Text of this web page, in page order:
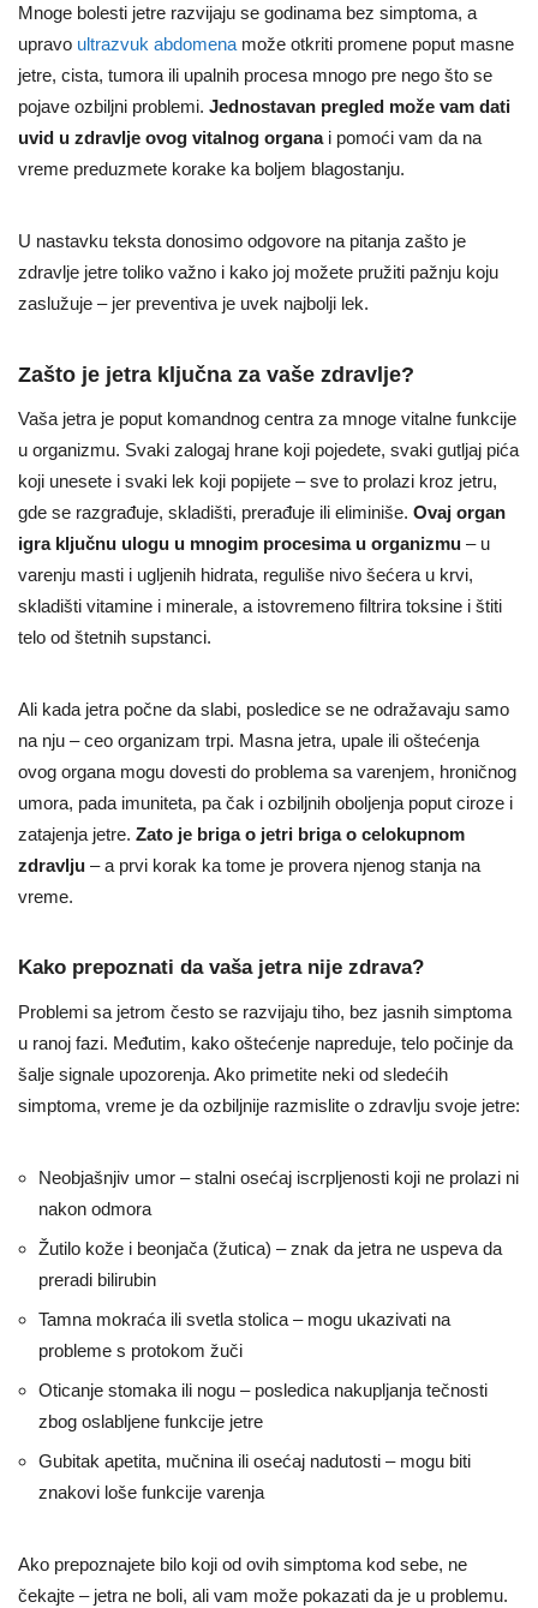
Mnoge bolesti jetre razvijaju se godinama bez simptoma, a
upravo ultrazvuk abdomena može otkriti promene poput masne
jetre, cista, tumora ili upalnih procesa mnogo pre nego što se
pojave ozbiljni problemi. Jednostavan pregled može vam dati
uvid u zdravlje ovog vitalnog organai pomoći vam da na
vreme preduzmete korake ka boljem blagostanju.
U nastavku teksta donosimo odgovore na pitanja zašto je
zdravlje jetre toliko važno i kako joj možete pružiti pažnju koju
zaslužuje – jer preventiva je uvek najbolji lek.
Zašto je jetra ključna za vaše zdravlje?
Vaša jetra je poput komandnog centra za mnoge vitalne funkcije
u organizmu. Svaki zalogaj hrane koji pojedete, svaki gutljaj pića
koji unesete i svaki lek koji popijete – sve to prolazi kroz jetru,
gde se razgrađuje, skladišti, prerađuje ili eliminiše. Ovaj organ
igra ključnu ulogu u mnogim procesima u organizmu – u
varenju masti i ugljenih hidrata, reguliše nivo šećera u krvi,
skladišti vitamine i minerale, a istovremeno filtrira toksine i štiti
telo od štetnih supstanci.
Ali kada jetra počne da slabi, posledice se ne odražavaju samo
na nju – ceo organizam trpi. Masna jetra, upale ili oštećenja
ovog organa mogu dovesti do problema sa varenjem, hroničnog
umora, pada imuniteta, pa čak i ozbiljnih oboljenja poput ciroze i
zatajenja jetre. Zato je briga o jetri briga o celokupnom
zdravlju – a prvi korak ka tome je provera njenog stanja na
vreme.
Kako prepoznati da vaša jetra nije zdrava?
Problemi sa jetrom često se razvijaju tiho, bez jasnih simptoma
u ranoj fazi. Međutim, kako oštećenje napreduje, telo počinje da
šalje signale upozorenja. Ako primetite neki od sledećih
simptoma, vreme je da ozbiljnije razmislite o zdravlju svoje jetre:
Neobjašnjiv umor – stalni osećaj iscrpljenosti koji ne prolazi ni
nakon odmora
Žutilo kože i beonjača (žutica) – znak da jetra ne uspeva da
preradi bilirubin
Tamna mokraća ili svetla stolica – mogu ukazivati na
probleme s protokom žuči
Oticanje stomaka ili nogu – posledica nakupljanja tečnosti
zbog oslabljene funkcije jetre
Gubitak apetita, mučnina ili osećaj nadutosti – mogu biti
znakovi loše funkcije varenja
Ako prepoznajete bilo koji od ovih simptoma kod sebe, ne
čekajte – jetra ne boli, ali vam može pokazati da je u problemu.